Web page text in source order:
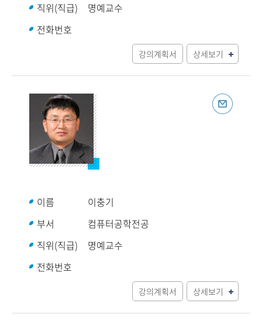
직위(직급)
명예교수
전화번호
강의계획서 상세보기
이름
이충기
부서
컴퓨터공학전공
직위(직급)
명예교수
전화번호
강의계획서 상세보기